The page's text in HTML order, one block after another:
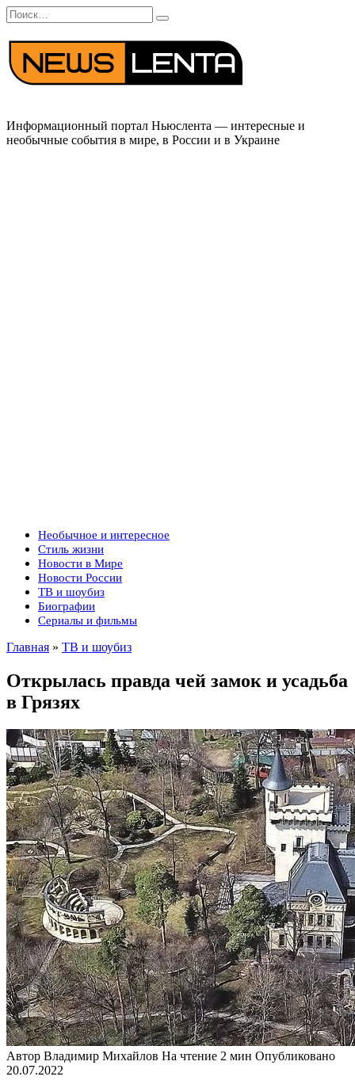
Перейти
к
содержанию
Search
for:
Информационный портал Ньюслента — интересные и
необычные события в мире, в России и в Украине
Необычное и интересное
Стиль жизни
Новости в Мире
Новости России
ТВ и шоубиз
Биографии
Сериалы и фильмы
Главная » ТВ и шоубиз
Открылась правда чей замок и усадьба
в Грязях
Автор Владимир Михайлов На чтение 2 мин Опубликовано
20.07.2022